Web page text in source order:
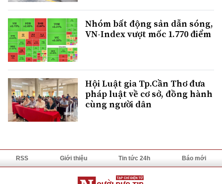
Nhóm bất động sản dẫn sóng,
VN-Index vượt mốc 1.770 điểm
Hội Luật gia Tp.Cần Thơ đưa
pháp luật về cơ sở, đồng hành
cùng người dân
RSS Giới thiệu Tin tức 24h Báo mới